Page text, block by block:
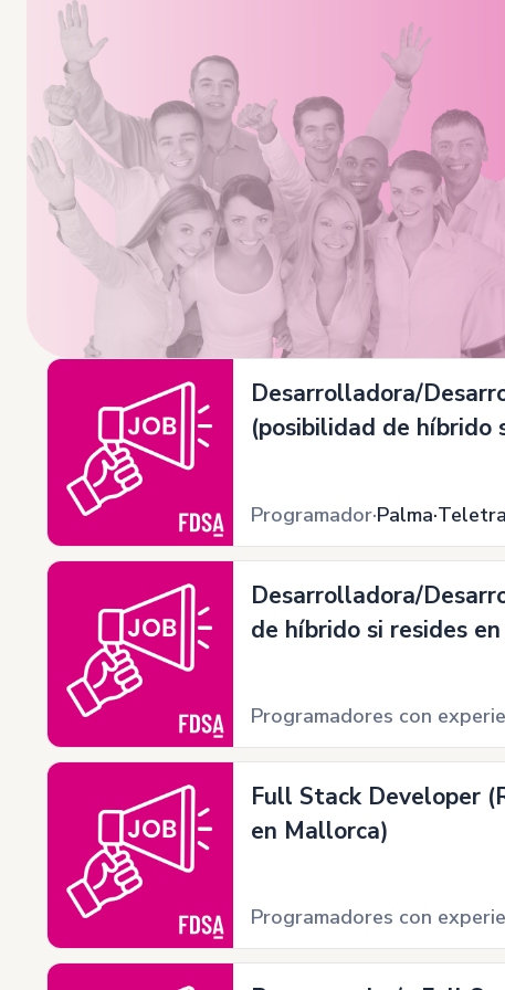
Desarrolladora/
(posibilidad de híbrido
Programador Palma
Desarrolladora/
de híbrido si resides
Programadores con
Full Stack Developer
en Mallorca)
Programadores con